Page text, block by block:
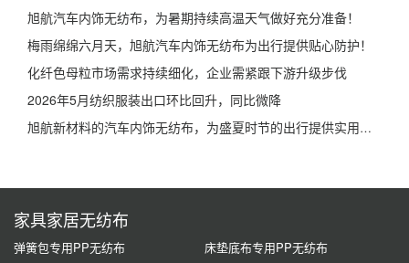
旭航汽车内饰无纺布，为暑期持续高温天气做好充分准备！
梅雨绵绵六月天，旭航汽车内饰无纺布为出行提供贴心防护！
化纤色母粒市场需求持续细化，企业需紧跟下游升级步伐
2026年5月纺织服装出口环比回升，同比微降
旭航新材料的汽车内饰无纺布，为盛夏时节的出行提供实用保障！
家具家居无纺布
弹簧包专用PP无纺布
床垫底布专用PP无纺布